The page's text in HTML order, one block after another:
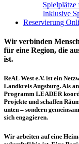
Inklusive
Reservierung
Wir verbinden
für eine Region, die
ist.
ReAL West e.V. ist ein
Landkreis Augsburg. Als
Programm LEADER
Projekte und schaffen
unten – sondern
sich engagieren.
Wir arbeiten auf eine